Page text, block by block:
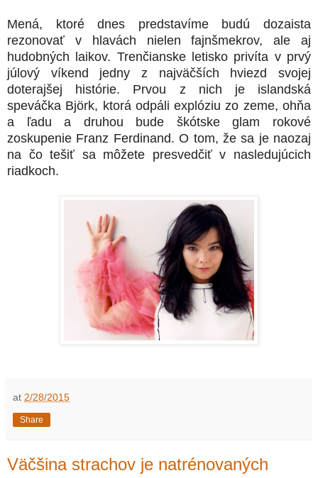
Mená, ktoré dnes predstavíme budú dozaista
rezonovať v hlavách nielen fajnšmekrov, ale aj
hudobných laikov. Trenčianske letisko privíta v prvý
júlový víkend jedny z najväčších hviezd svojej
doterajšej histórie. Prvou z nich je islandská
speváčka Björk, ktorá odpáli explóziu zo zeme, ohňa
a ľadu a druhou bude škótske glam rokové
zoskupenie Franz Ferdinand. O tom, že sa je naozaj
na čo tešiť sa môžete presvedčiť v nasledujúcich
riadkoch.
at 2/28/2015
Share
Väčšina strachov je natrénovaných